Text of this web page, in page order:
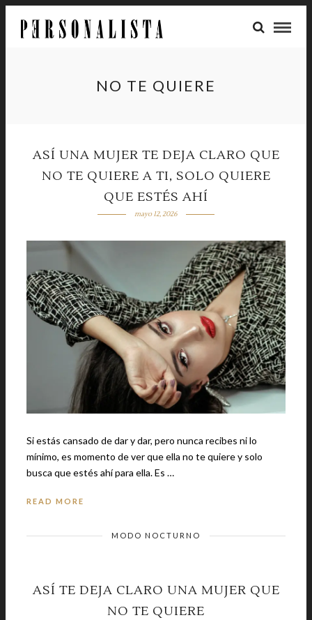
NO TE QUIERE
ASÍ UNA MUJER TE DEJA CLARO QUE
NO TE QUIERE A TI, SOLO QUIERE
QUE ESTÉS AHÍ
mayo 12, 2026
Si estás cansado de dar y dar, pero nunca recibes ni lo
mínimo, es momento de ver que ella no te quiere y solo
busca que estés ahí para ella. Es …
READ MORE
MODO NOCTURNO
ASÍ TE DEJA CLARO UNA MUJER QUE
NO TE QUIERE